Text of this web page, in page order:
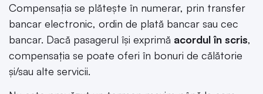
Compensaţia se plăteşte în numerar, prin transfer
bancar electronic, ordin de plată bancar sau cec
bancar. Dacă pasagerul îşi exprimă acordul în scris,
compensaţia se poate oferi în bonuri de călătorie
şi/sau alte servicii.